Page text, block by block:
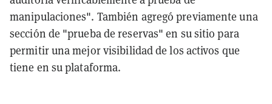
manipulaciones". También agregó previamente una
sección de "prueba de reservas" en su sitio para
permitir una mejor visibilidad de los activos que
tiene en su plataforma.